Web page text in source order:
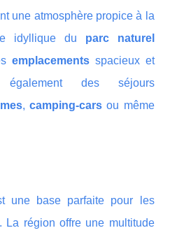
une atmosphère propice à la
idyllique du parc naturel
emplacements spacieux et
également des séjours
, camping-carsou même
une base parfaite pour les
La région offre une multitude